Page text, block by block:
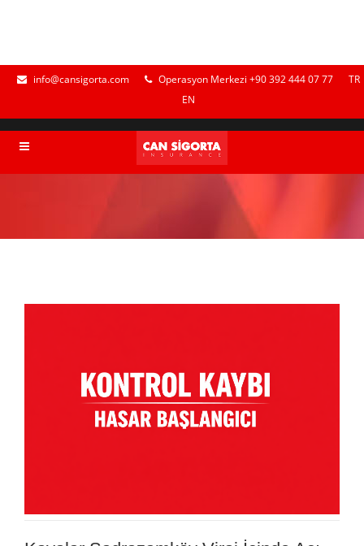
info@cansigorta.com Operasyon Merkezi +90 392 444 07 77
TR
EN